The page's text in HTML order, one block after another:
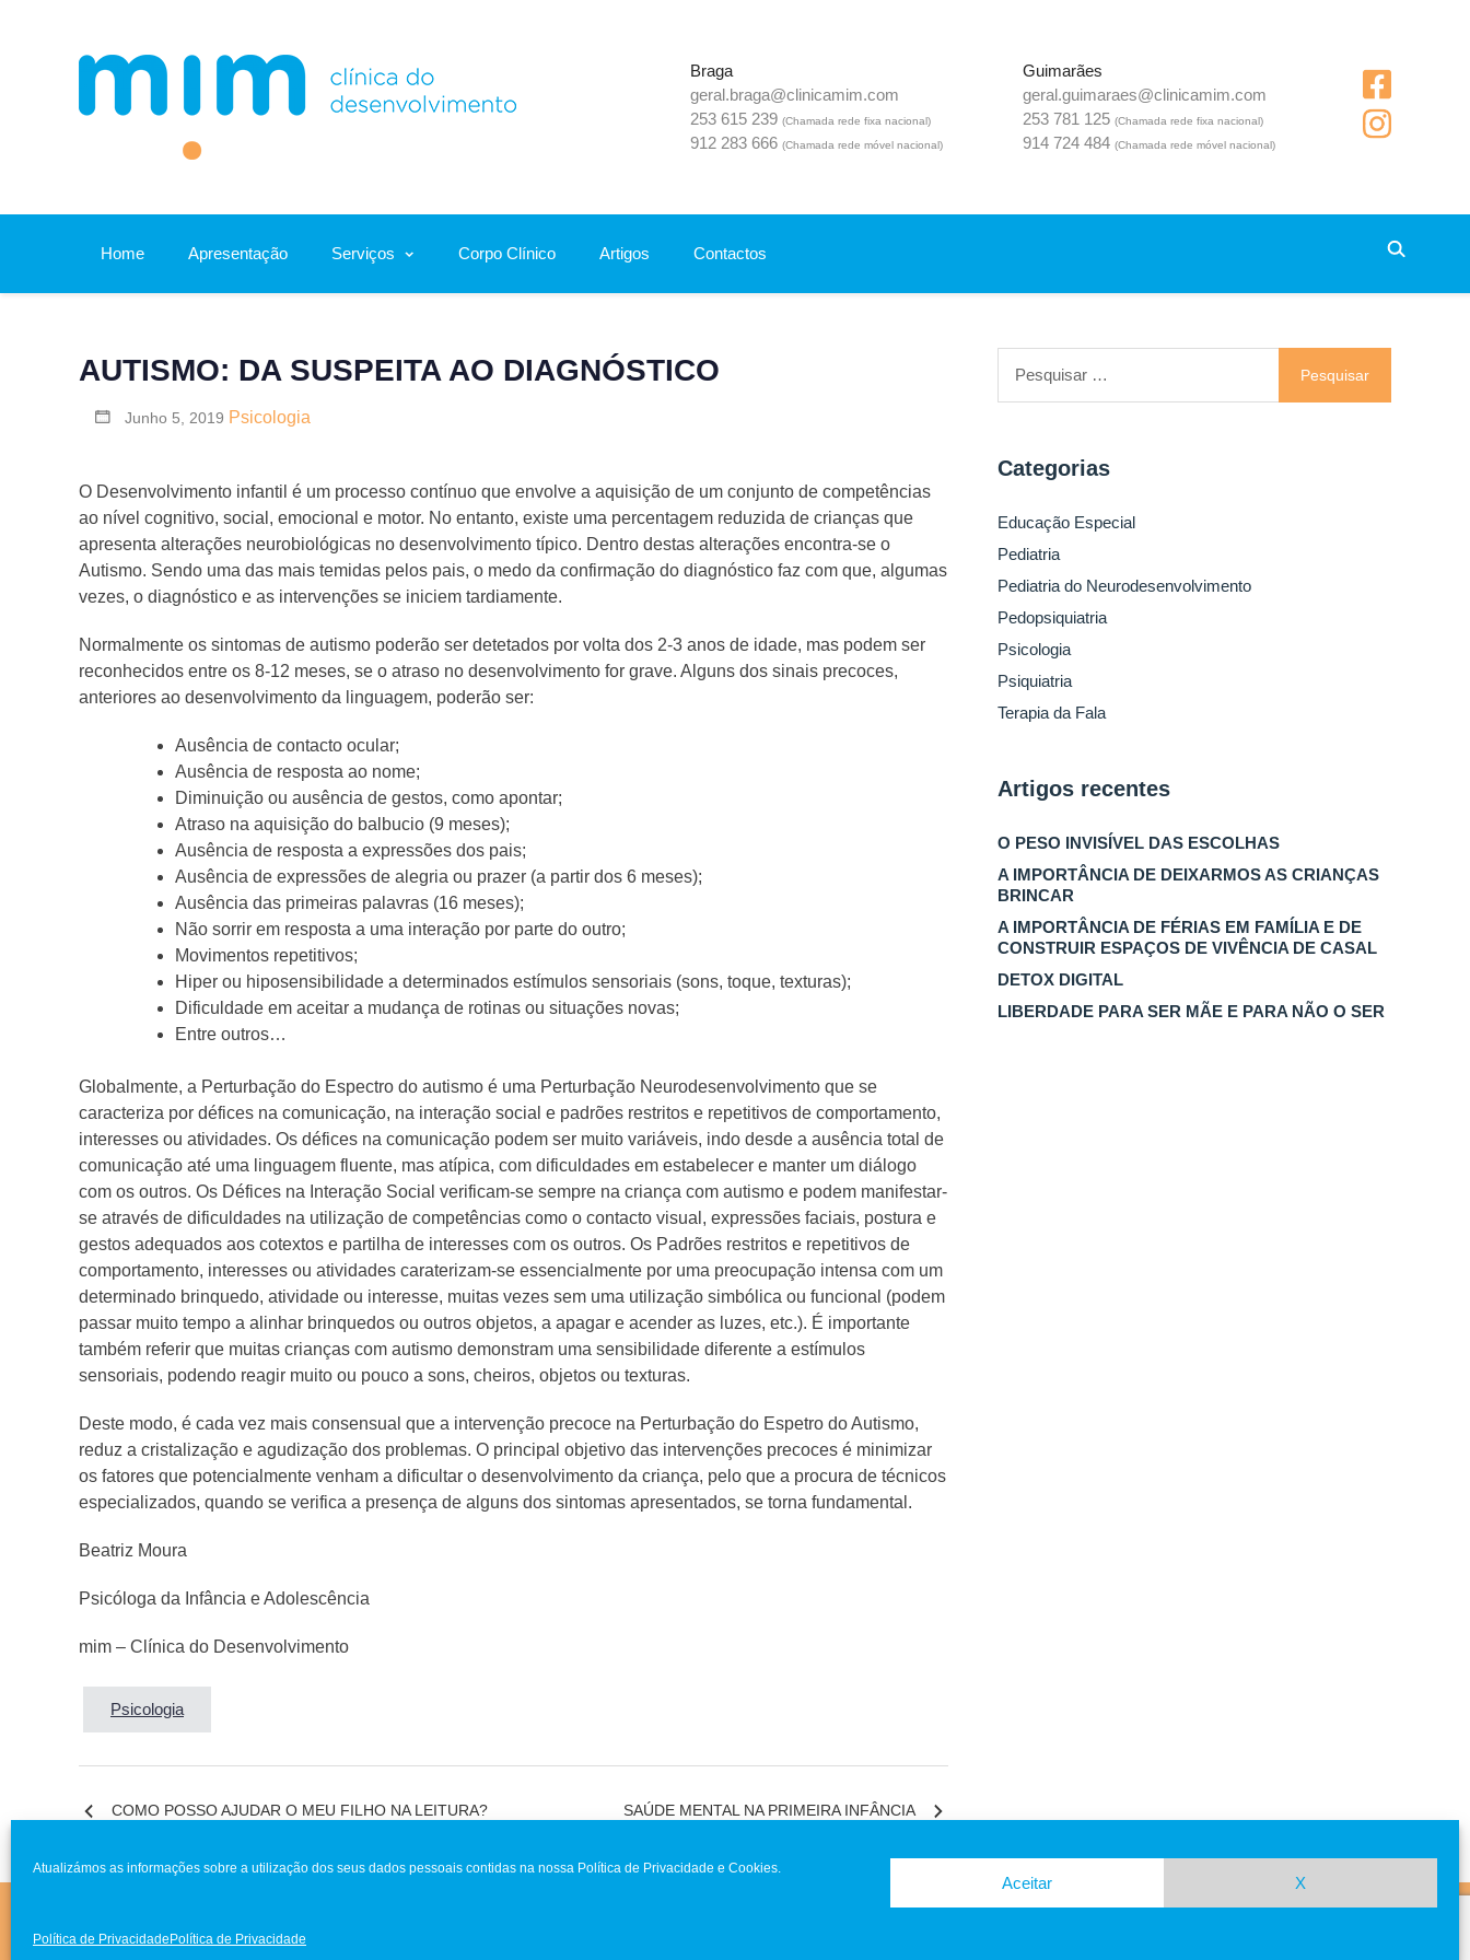
Atualizámos as informações sobre a utilização dos seus dados pessoais contidas na nossa Política de Privacidade e Cookies.
Aceitar X
Política de Privacidade Política de Privacidade
Mim Clínica Do Desenvolvimento
Braga
geral.braga@clinicamim.com
253 615 239 (Chamada rede fixa nacional)
912 283 666 (Chamada rede móvel nacional)
Guimarães
geral.guimaraes@clinicamim.com
253 781 125 (Chamada rede fixa nacional)
914 724 484 (Chamada rede móvel nacional)
Home Apresentação Serviços Corpo Clínico Artigos Contactos
AUTISMO: DA SUSPEITA AO DIAGNÓSTICO
Junho 5, 2019 Psicologia
O Desenvolvimento infantil é um processo contínuo que envolve a aquisição de um conjunto de competências
ao nível cognitivo, social, emocional e motor. No entanto, existe uma percentagem reduzida de crianças que
apresenta alterações neurobiológicas no desenvolvimento típico. Dentro destas alterações encontra-se o
Autismo. Sendo uma das mais temidas pelos pais, o medo da confirmação do diagnóstico faz com que, algumas
vezes, o diagnóstico e as intervenções se iniciem tardiamente.
Normalmente os sintomas de autismo poderão ser detetados por volta dos 2-3 anos de idade, mas podem ser
reconhecidos entre os 8-12 meses, se o atraso no desenvolvimento for grave. Alguns dos sinais precoces,
anteriores ao desenvolvimento da linguagem, poderão ser:
Ausência de contacto ocular;
Ausência de resposta ao nome;
Diminuição ou ausência de gestos, como apontar;
Atraso na aquisição do balbucio (9 meses);
Ausência de resposta a expressões dos pais;
Ausência de expressões de alegria ou prazer (a partir dos 6 meses);
Ausência das primeiras palavras (16 meses);
Não sorrir em resposta a uma interação por parte do outro;
Movimentos repetitivos;
Hiper ou hiposensibilidade a determinados estímulos sensoriais (sons, toque, texturas);
Dificuldade em aceitar a mudança de rotinas ou situações novas;
Entre outros…
Globalmente, a Perturbação do Espectro do autismo é uma Perturbação Neurodesenvolvimento que se
caracteriza por défices na comunicação, na interação social e padrões restritos e repetitivos de comportamento,
interesses ou atividades. Os défices na comunicação podem ser muito variáveis, indo desde a ausência total de
comunicação até uma linguagem fluente, mas atípica, com dificuldades em estabelecer e manter um diálogo
com os outros. Os Défices na Interação Social verificam-se sempre na criança com autismo e podem manifestar-
se através de dificuldades na utilização de competências como o contacto visual, expressões faciais, postura e
gestos adequados aos cotextos e partilha de interesses com os outros. Os Padrões restritos e repetitivos de
comportamento, interesses ou atividades caraterizam-se essencialmente por uma preocupação intensa com um
determinado brinquedo, atividade ou interesse, muitas vezes sem uma utilização simbólica ou funcional (podem
passar muito tempo a alinhar brinquedos ou outros objetos, a apagar e acender as luzes, etc.). É importante
também referir que muitas crianças com autismo demonstram uma sensibilidade diferente a estímulos
sensoriais, podendo reagir muito ou pouco a sons, cheiros, objetos ou texturas.
Deste modo, é cada vez mais consensual que a intervenção precoce na Perturbação do Espetro do Autismo,
reduz a cristalização e agudização dos problemas. O principal objetivo das intervenções precoces é minimizar
os fatores que potencialmente venham a dificultar o desenvolvimento da criança, pelo que a procura de técnicos
especializados, quando se verifica a presença de alguns dos sintomas apresentados, se torna fundamental.
Beatriz Moura
Psicóloga da Infância e Adolescência
mim – Clínica do Desenvolvimento
Psicologia
Navegação
de
COMO POSSO AJUDAR O MEU FILHO NA LEITURA? SAÚDE MENTAL NA PRIMEIRA INFÂNCIA
por:
Categorias
Educação Especial
Pediatria
Pediatria do Neurodesenvolvimento
Pedopsiquiatria
Psicologia
Psiquiatria
Terapia da Fala
Artigos recentes
O PESO INVISÍVEL DAS ESCOLHAS
A IMPORTÂNCIA DE DEIXARMOS AS CRIANÇAS
BRINCAR
A IMPORTÂNCIA DE FÉRIAS EM FAMÍLIA E DE
CONSTRUIR ESPAÇOS DE VIVÊNCIA DE CASAL
DETOX DIGITAL
LIBERDADE PARA SER MÃE E PARA NÃO O SER
Clínica MIM © 2021 Todos direitos reservados